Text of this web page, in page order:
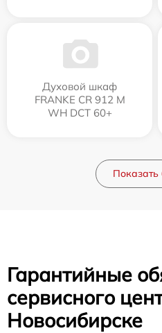
Духовой шкаф
FRANKE CR 912 M
WH DCT 60+
Гарантийные
сервисного
Новосибирске